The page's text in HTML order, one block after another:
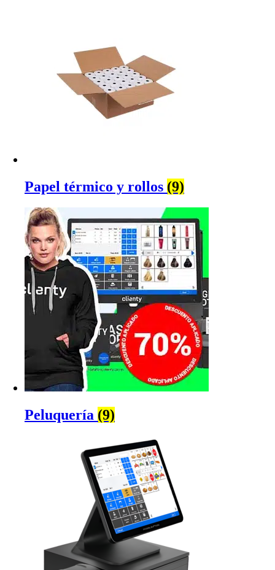
Papel térmico y rollos (9)
Peluquería (9)